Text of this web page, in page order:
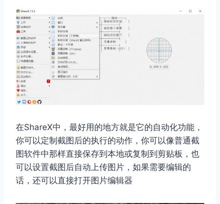
在ShareX中，最好用的地方就是它的自动化功能，
你可以定制截图后的执行的动作，你可以像普通截
图软件中那样直接保存到本地或复制到剪贴板，也
可以设置截图后自动上传图片，如果需要编辑的
话，还可以直接打开图片编辑器